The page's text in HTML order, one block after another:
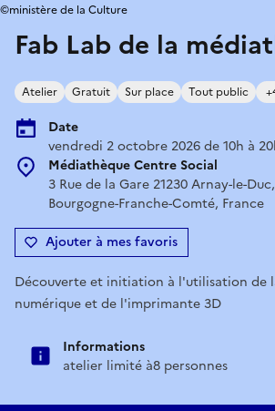
Fab Lab de la
Atelier Gratuit Sur place Tout public
Date
vendredi 2 octobre 2026 de 10h à
Médiathèque Centre Social
3 Rue de la Gare 21230 Arnay-le-
Bourgogne-Franche-Comté, France
Ajouter à mes favoris
©ministère de la Culture
Découverte et initiation à l'utilisation de
numérique et de l'imprimante 3D
Informations
atelier limité à8 personnes